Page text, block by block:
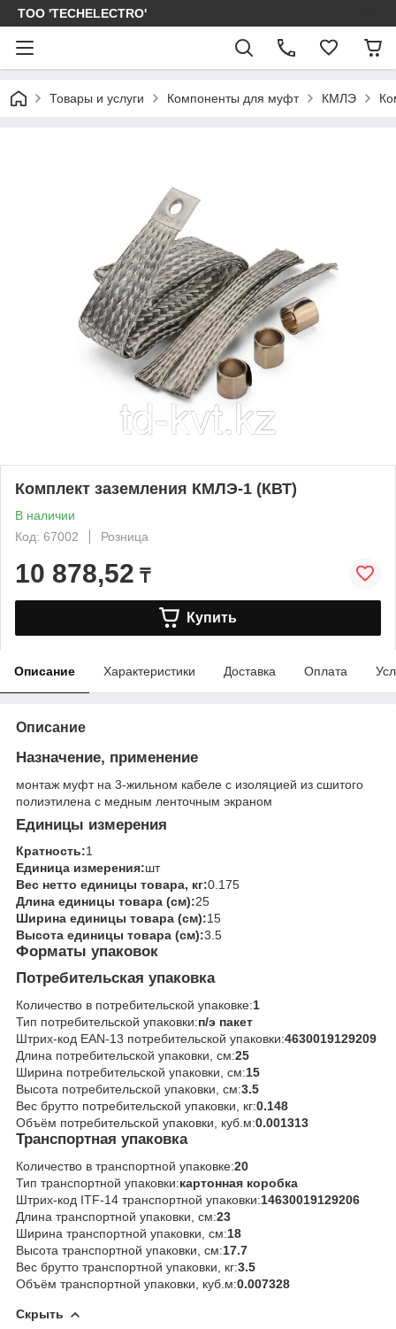
ТОО 'TECHELECTRO'
Товары и услуги Компоненты для муфт КМЛЭ
Комплект заземления КМЛЭ-1 (КВТ)
В наличии
Код: 67002
Розница
10 878,52 ₸
Купить
Описание Характеристики Доставка Оплата
Описание
Назначение, применение
монтаж муфт на 3-жильном кабеле с изоляцией из сшитого
полиэтилена с медным ленточным экраном
Единицы измерения
Кратность:1
Единица измерения:шт
Вес нетто единицы товара, кг:0.175
Длина единицы товара (см):25
Ширина единицы товара (см):15
Высота единицы товара (см):3.5
Форматы упаковок
Потребительская упаковка
Количество в потребительской упаковке:1
Тип потребительской упаковки:п/э пакет
Штрих-код EAN-13 потребительской упаковки:4630019129209
Длина потребительской упаковки, см:25
Ширина потребительской упаковки, см:15
Высота потребительской упаковки, см:3.5
Вес брутто потребительской упаковки, кг:0.148
Объём потребительской упаковки, куб.м:0.001313
Транспортная упаковка
Количество в транспортной упаковке:20
Тип транспортной упаковки:картонная коробка
Штрих-код ITF-14 транспортной упаковки:14630019129206
Длина транспортной упаковки, см:23
Ширина транспортной упаковки, см:18
Высота транспортной упаковки, см:17.7
Вес брутто транспортной упаковки, кг:3.5
Объём транспортной упаковки, куб.м:0.007328
Скрыть